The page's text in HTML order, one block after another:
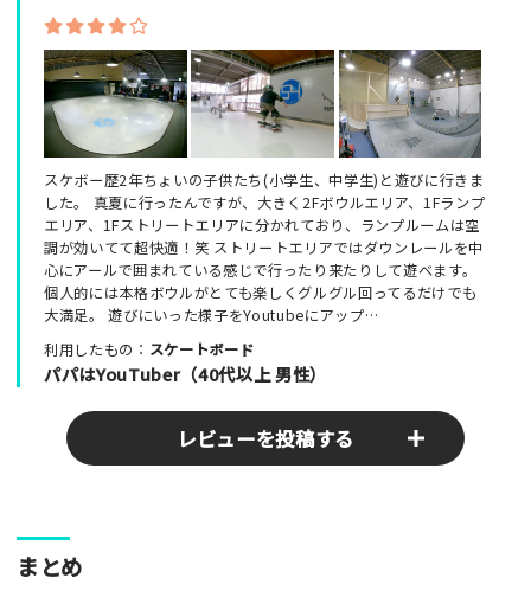
スケボー歴2年ちょいの子供たち(小学生、中学生)と遊びに行きま
した。 真夏に行ったんですが、大きく2Fボウルエリア、1Fランプ
エリア、1Fストリートエリアに分かれており、ランプルームは空
調が効いてて超快適！笑 ストリートエリアではダウンレールを中
心にアールで囲まれている感じで行ったり来たりして遊べます。
個人的には本格ボウルがとても楽しくグルグル回ってるだけでも
大満足。 遊びにいった様子をYoutubeにアップ…
利用したもの： スケートボード
パパはYouTuber（40代以上 男性）
レビューを投稿する
ここのパークやスポットの感想をぜひお寄せください！みんな
の参考となります！
まとめ